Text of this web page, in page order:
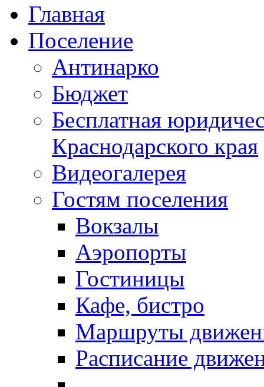
Главная
Поселение
Антинарко
Бюджет
Бесплатная
Краснодарского края
Видеогалерея
Гостям поселения
Вокзалы
Аэропорты
Гостиницы
Кафе, бистро
Маршруты
Расписание